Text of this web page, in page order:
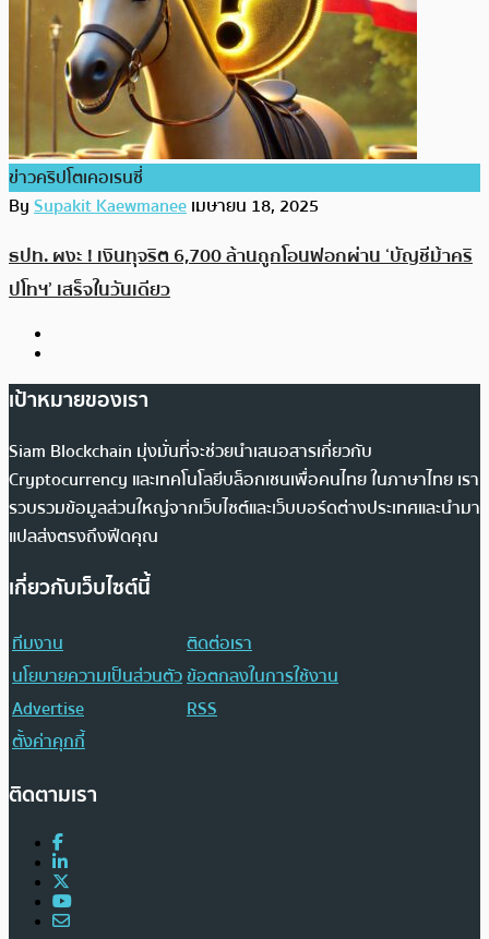
ข่าวคริปโตเคอเรนซี่
BySupakit Kaewmaneeเมษายน 18, 2025
ธปท. ผงะ ! เงินทุจริต 6,700 ล้านถูกโอนฟอกผ่าน ‘บัญชีม้าคริ
ปโทฯ’ เสร็จในวันเดียว
เป้าหมายของเรา
Siam Blockchain มุ่งมั่นที่จะช่วยนำเสนอสารเกี่ยวกับ
Cryptocurrency และเทคโนโลยีบล็อกเชนเพื่อคนไทย ในภาษาไทย เรา
รวบรวมข้อมูลส่วนใหญ่จากเว็บไซต์และเว็บบอร์ดต่างประเทศและนำมา
แปลส่งตรงถึงฟีดคุณ
เกี่ยวกับเว็บไซต์นี้
ทีมงาน
ติดต่อเรา
นโยบายความเป็นส่วนตัวข้อตกลงในการใช้งาน
Advertise
RSS
ตั้งค่าคุกกี้
ติดตามเรา